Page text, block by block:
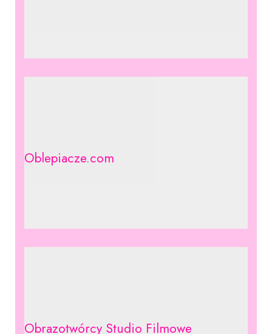
Oblepiacze.com
Obrazotwórcy Studio Filmowe